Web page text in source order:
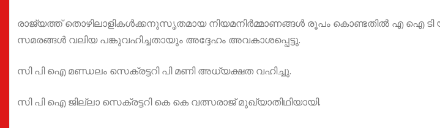
രാജ്യത്ത് തൊഴിലാളികൾക്കനുസൃതമായ നിയമനിർമ്മാണങ്ങൾ രൂപം കൊണ്ടതിൽ എ ഐ
സമരങ്ങൾ വലിയ പങ്കുവഹിച്ചതായും അദ്ദേഹം അവകാശപ്പെട്ടു.
സി പി ഐ മണ്ഡലം സെക്രട്ടറി പി മണി അധ്യക്ഷത വഹിച്ചു.
സി പി ഐ ജില്ലാ സെക്രട്ടറി കെ കെ വത്സരാജ് മുഖ്യാതിഥിയായി.